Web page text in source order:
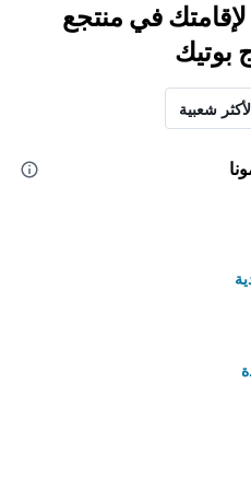
في منتجع
بوتيك
شعبية